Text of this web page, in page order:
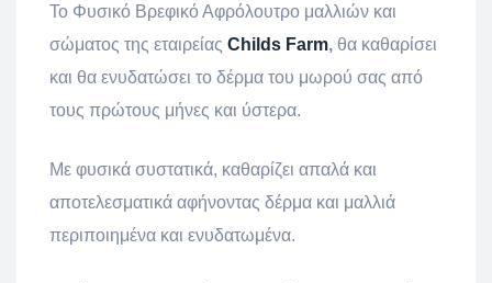
Το Φυσικό Βρεφικό Αφρόλουτρο μαλλιών και
σώματος της εταιρείας Childs Farm, θα καθαρίσει
και θα ενυδατώσει το δέρμα του μωρού σας από
τους πρώτους μήνες και ύστερα.
Με φυσικά συστατικά, καθαρίζει απαλά και
αποτελεσματικά αφήνοντας δέρμα και μαλλιά
περιποιημένα και ενυδατωμένα.